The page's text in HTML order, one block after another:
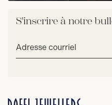
S'inscrire à notre
courriel*